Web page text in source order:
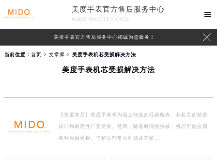
美度手表官方售后服务中心
MIDO MAINTENANCE

美度手表官方售后服务中心竭诚为您服务！ 
当前位置： 首页 > 文章库 > 美度手表机芯受损解决方法
美度手表机芯受损解决方法
【美度售后】美度手表作为瑞士制造的经典腕表，其机芯的精密
设计和耐用性广受赞誉。然而，随着时间的推移，机芯可能会因
各种原因受损。了解这些常见问题及其解…